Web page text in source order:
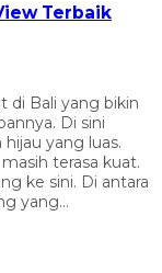
Terbaik
di Bali yang bikin
Di sini
yang luas.
terasa kuat.
ke sini. Di antara
yang...